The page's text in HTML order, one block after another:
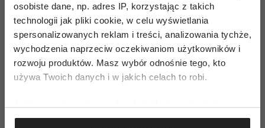
osobiste dane, np. adres IP, korzystając z takich
technologii jak pliki cookie, w celu wyświetlania
spersonalizowanych reklam i treści, analizowania tychże,
wychodzenia naprzeciw oczekiwaniom użytkowników i
rozwoju produktów. Masz wybór odnośnie tego, kto
używa Twoich danych i w jakich celach to robi.
Jeśli wyrazisz na to zgodę, chcielibyśmy również:
Gromadzić dane dotyczące Twojej lokalizacji